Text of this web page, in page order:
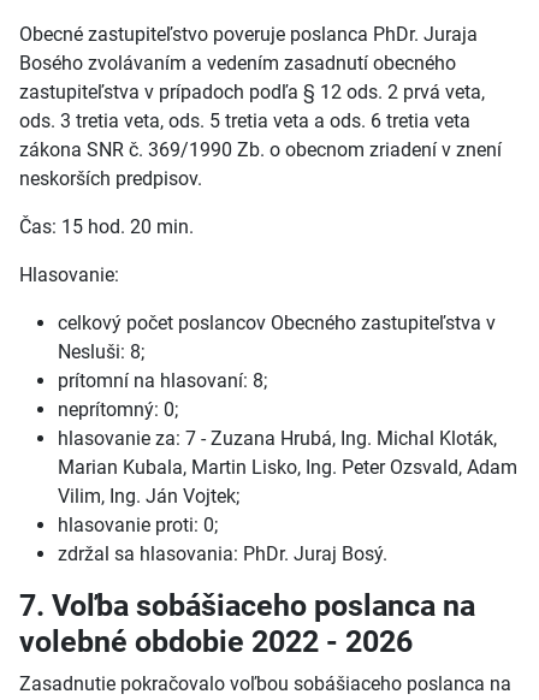
Obecné zastupiteľstvo poveruje poslanca PhDr. Juraja
Bosého zvolávaním a vedením zasadnutí obecného
zastupiteľstva v prípadoch podľa § 12 ods. 2 prvá veta,
ods. 3 tretia veta, ods. 5 tretia veta a ods. 6 tretia veta
zákona SNR č. 369/1990 Zb. o obecnom zriadení v znení
neskorších predpisov.
Čas: 15 hod. 20 min.
Hlasovanie:
celkový počet poslancov Obecného zastupiteľstva v
Nesluši: 8;
prítomní na hlasovaní: 8;
neprítomný: 0;
hlasovanie za: 7 - Zuzana Hrubá, Ing. Michal Kloták,
Marian Kubala, Martin Lisko, Ing. Peter Ozsvald, Adam
Vilim, Ing. Ján Vojtek;
hlasovanie proti: 0;
zdržal sa hlasovania: PhDr. Juraj Bosý.
7. Voľba sobášiaceho poslanca na
volebné obdobie 2022 - 2026
Zasadnutie pokračovalo voľbou sobášiaceho poslanca na